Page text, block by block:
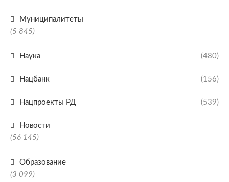
Муниципалитеты
(5 845)
Наука (480)
Нацбанк (156)
Нацпроекты РД (539)
Новости
(56 145)
Образование
(3 099)